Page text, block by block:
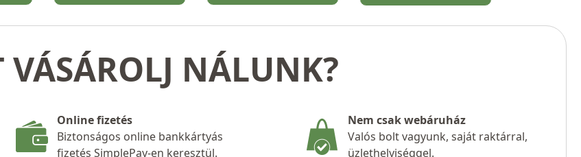
VÁSÁROLJ NÁLUNK?
Online fizetés
Biztonságos online bankkártyás
fizetés SimplePay-en keresztül.
Nem csak webáruház
Valós bolt vagyunk, saját raktárral,
üzlethelyiséggel.